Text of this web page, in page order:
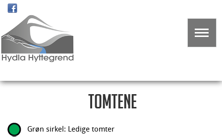
Tomtene
Grøn sirkel: Ledige tomter